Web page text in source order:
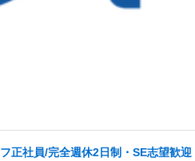
正社員/完全週休2日制・SE志望歓